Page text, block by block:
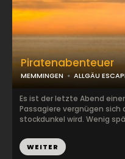
Piratenabenteuer
MEMMINGEN ALLGÄU
Es ist der letzte Abend
Passagiere vergnügen sich
stockdunkel wird. Wenig
WEITER